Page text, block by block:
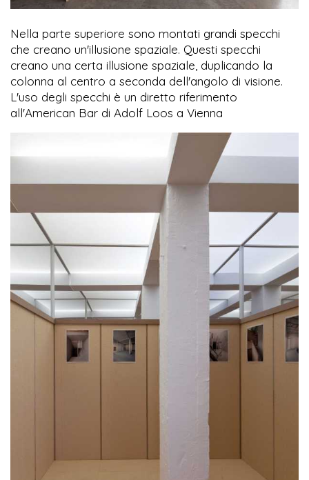
Nella parte superiore sono montati grandi specchi
che creano un'illusione spaziale. Questi specchi
creano una certa illusione spaziale, duplicando la
colonna al centro a seconda dell'angolo di visione.
L'uso degli specchi è un diretto riferimento
all'American Bar di Adolf Loos a Vienna